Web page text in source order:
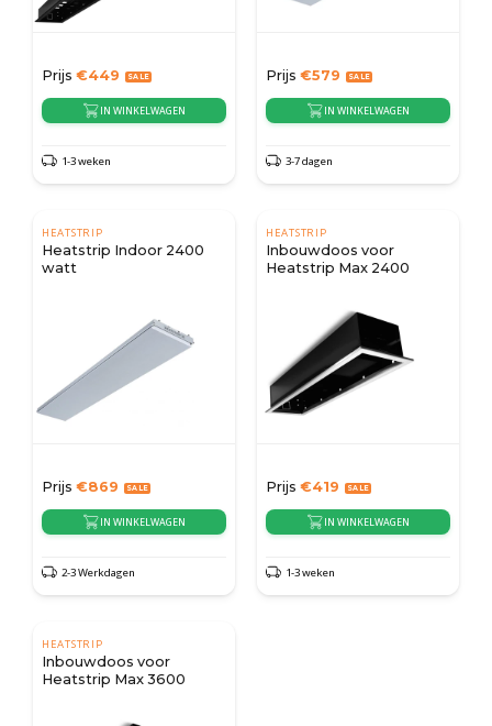
Prijs €449
IN WINKELWAGEN
1-3 weken
Prijs €579
IN WINKELWAGEN
3-7 dagen
HEATSTRIP
Heatstrip Indoor 2400
watt
Prijs €869
IN WINKELWAGEN
2-3 Werkdagen
HEATSTRIP
Inbouwdoos voor
Heatstrip Max 2400
Prijs €419
IN WINKELWAGEN
1-3 weken
HEATSTRIP
Inbouwdoos voor
Heatstrip Max 3600